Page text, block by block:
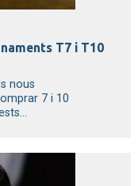
T7 i T10
nous
7 i 10